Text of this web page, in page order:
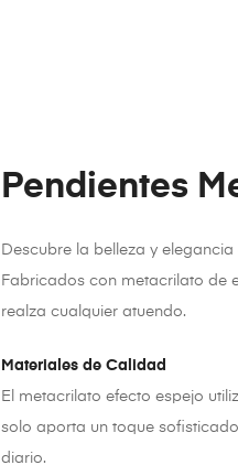
Pendientes
Descubre la belleza y elegancia
Fabricados con metacrilato de
realza cualquier atuendo.
Materiales de Calidad
El metacrilato efecto espejo
solo aporta un toque
diario.